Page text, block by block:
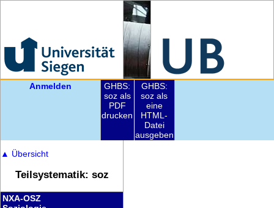
Anmelden
GHBS:
soz als
PDF
drucken
GHBS:
soz als
eine
HTML-
Datei
ausgeben
▲ Übersicht
Teilsystematik: soz
NXA-OSZ